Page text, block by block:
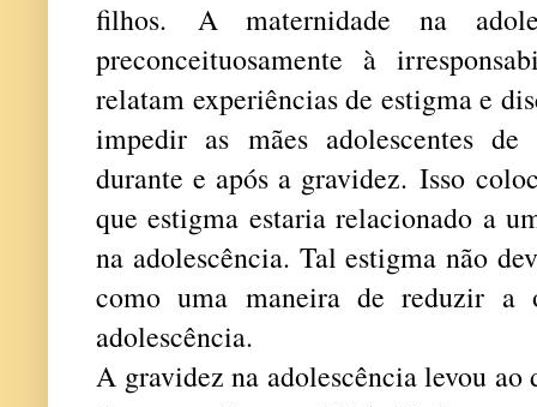
filhos. A maternidade na
preconceituosamente à
relatam experiências de estigma e
impedir as mães adolescentes
durante e após a gravidez. Isso
que estigma estaria relacionado a
na adolescência. Tal estigma não
como uma maneira de reduzir a
adolescência.
A gravidez na adolescência levou ao